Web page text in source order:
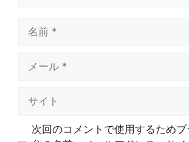
次回のコメントで使用するため